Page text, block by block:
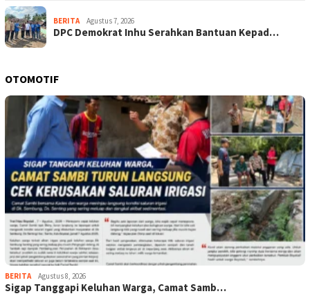
BERITA Agustus 7, 2026
DPC Demokrat Inhu Serahkan Bantuan Kepad…
OTOMOTIF
BERITA Agustus 8, 2026
Sigap Tanggapi Keluhan Warga, Camat Samb…